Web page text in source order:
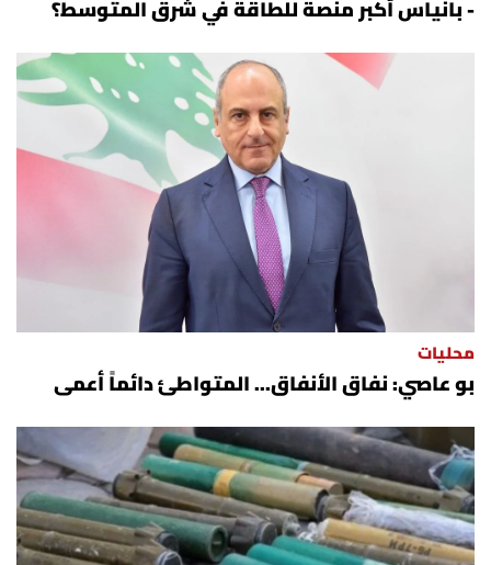
- بانياس أكبر منصة للطاقة في شرق المتوسط؟
محليات
بو عاصي: نفاق الأنفاق... المتواطئ دائماً أعمى